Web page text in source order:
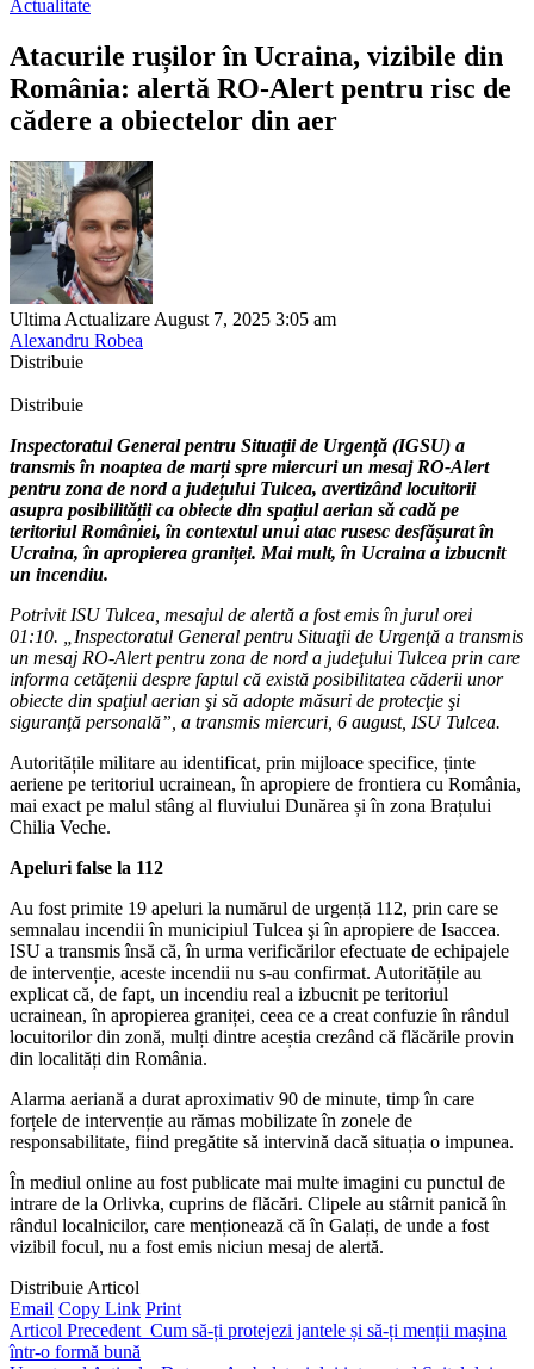
Actualitate
Atacurile rușilor în Ucraina, vizibile din
România: alertă RO-Alert pentru risc de
cădere a obiectelor din aer
Ultima Actualizare August 7, 2025 3:05 am
Alexandru Robea
Distribuie
Distribuie
Inspectoratul General pentru Situații de Urgență (IGSU) a
transmis în noaptea de marți spre miercuri un mesaj RO-Alert
pentru zona de nord a județului Tulcea, avertizând locuitorii
asupra posibilității ca obiecte din spațiul aerian să cadă pe
teritoriul României, în contextul unui atac rusesc desfășurat în
Ucraina, în apropierea graniței. Mai mult, în Ucraina a izbucnit
un incendiu.
Potrivit ISU Tulcea, mesajul de alertă a fost emis în jurul orei
01:10. „Inspectoratul General pentru Situaţii de Urgenţă a transmis
un mesaj RO-Alert pentru zona de nord a judeţului Tulcea prin care
informa cetăţenii despre faptul că există posibilitatea căderii unor
obiecte din spaţiul aerian şi să adopte măsuri de protecţie şi
siguranţă personală”, a transmis miercuri, 6 august, ISU Tulcea.
Autoritățile militare au identificat, prin mijloace specifice, ținte
aeriene pe teritoriul ucrainean, în apropiere de frontiera cu România,
mai exact pe malul stâng al fluviului Dunărea și în zona Brațului
Chilia Veche.
Apeluri false la 112
Au fost primite 19 apeluri la numărul de urgență 112, prin care se
semnalau incendii în municipiul Tulcea şi în apropiere de Isaccea.
ISU a transmis însă că, în urma verificărilor efectuate de echipajele
de intervenție, aceste incendii nu s-au confirmat. Autoritățile au
explicat că, de fapt, un incendiu real a izbucnit pe teritoriul
ucrainean, în apropierea graniței, ceea ce a creat confuzie în rândul
locuitorilor din zonă, mulți dintre aceștia crezând că flăcările provin
din localități din România.
Alarma aeriană a durat aproximativ 90 de minute, timp în care
forțele de intervenție au rămas mobilizate în zonele de
responsabilitate, fiind pregătite să intervină dacă situația o impunea.
În mediul online au fost publicate mai multe imagini cu punctul de
intrare de la Orlivka, cuprins de flăcări. Clipele au stârnit panică în
rândul localnicilor, care menționează că în Galați, de unde a fost
vizibil focul, nu a fost emis niciun mesaj de alertă.
Distribuie Articol
Email Copy Link Print
Articol Precedent Cum să-ți protejezi jantele și să-ți menții mașina
într-o formă bună